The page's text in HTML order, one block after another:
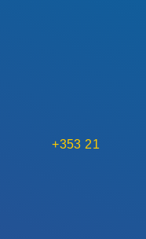
+353 21